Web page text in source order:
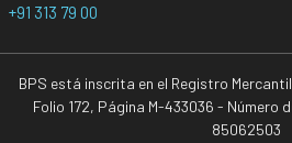
+91 313 79 00
BPS está inscrita en el Registro
Folio 172, Página M-433036 - Número
85062503